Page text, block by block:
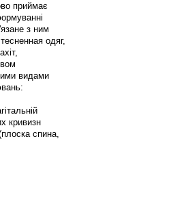
приймає
з ним
одяг,
видами
кривизн
спина,